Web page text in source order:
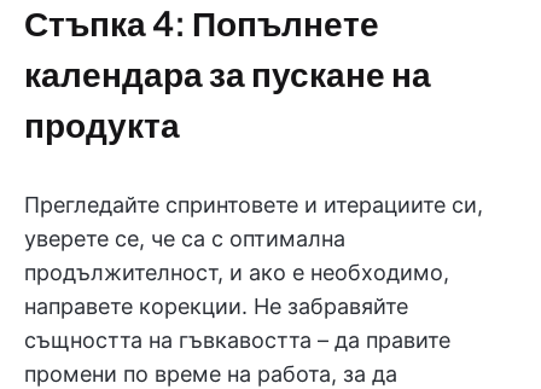
Стъпка 4: Попълнете
календара за пускане на
продукта
Прегледайте спринтовете и итерациите си,
уверете се, че са с оптимална
продължителност, и ако е необходимо,
направете корекции. Не забравяйте
същността на гъвкавостта – да правите
промени по време на работа, за да